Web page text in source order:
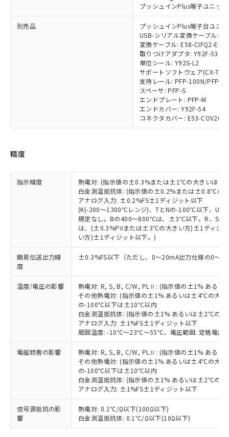
プッシュインPlus端子ユニッ
別売品
プッシュインPlus端子台ユニ
USB-シリアル変換ケーブル:
変換ケーブル: E58-CIFQ2-E
取りつけアダプタ: Y92F-53
単位シール: Y92S-L2
サポートソフトウェア(CX-
支持レール: PFP-100N/PFP-
スペーサ: PFP-S
エンドプレート: PFP-M
エンドカバー: Y92F-54
コネクタカバー: E53-COV26
精度
指示精度
熱電対: (指示値の±0.3%または±1℃の大きいほう
白金測温抵抗体: (指示値の±0.2%または±0.8℃の
アナログ入力: ±0.2%FS±1ディジット以下
(K(-200～1300℃レンジ)、TとNの-100℃以下、U
規定なし。Bの400～800℃は、±3℃以下。R、S
は、(±0.3%PVまたは±3℃の大きい方)±1ディジ
い方)±1ディジット以下。)
簡易伝送出力精
度
±0.3%FS以下（ただし、0～20mA出力仕様の0～
温度/電圧の影響
熱電対: R, S, B, C/W, PLⅡ: (指示値の±1% ある
その他熱電対: (指示値の±1% あるいは±4℃の大き
の-100℃以下は±10℃以内
白金測温抵抗体: (指示値の±1% あるいは±2℃の大
アナログ入力: ±1%FS±1ディジット以下
周囲温度: -10℃～23℃～55℃、電圧範囲: 定格電圧
電磁妨害の影響
熱電対: R, S, B, C/W, PLⅡ: (指示値の±1% ある
その他熱電対: (指示値の±1% あるいは±4℃の大き
の-100℃以下は±10℃以内
白金測温抵抗体: (指示値の±1% あるいは±2℃の大
アナログ入力: ±1%FS±1ディジット以下
信号源抵抗の影
響
熱電対: 0.1℃/Ω以下(100Ω以下)
白金測温抵抗体: 0.1℃/Ω以下(10Ω以下)
以下の条件をお読みいただき、同意のうえ
本サービスは、当社制御機器事業取扱
商品の当社在庫状況および標準価格
(税抜)を提供させていただくもので
当社制御機器事業取扱商品の中には、
本サービスの対象外となる商品もある
ことをご了承ください。
在庫状況および標準価格照会結果は、
了承ください。
正式な納期状況および標準価格はお客
様のお取引先、またはお客様担当のオ
ムロン制御機器販売店・当社販売員に
ご相談ください。
オムロン制御機器販売店や当社販売拠
点は「販売ネットワーク
」をご確認
ください。
事前の承諾なく第三者に漏洩または開
示しないようお願いします。
マイパーツ機能（部品リスト作成サー
ビス）をご利用いただくには、I-Web
メンバーズにご登録されている必要が
あります。
お客様が当ウェブサイト上で当社にご
登録された部品リストについて、当社
および当社の共同利用者が、当社の製
品・サービスに関するお客様との取
引・商談に必要な範囲で利用すること
をご了承ください。
の共同利用に関して"
の「1.共同利
用者の範囲」に記載されている法人を
対応予定なし：EU RoHS指令（10物質）の
非含有に非対応の商品で、対応品を出す予
調査・確認中：EU RoHS指令（10物質）の
非含有の対応状況を調査中または確認中の
非該当品：ライセンス料など無形物で、有
害物質有無と関係のない商品です。
仕入先様の事情により、非含有部品として
いたものが、含有品と判明した場合などや
むを得ず変更することがあります。
類(PBB) 1000ppm以下、ポリ臭化ジフェニルエーテル類
(PBDE) 1000ppm以下、フタル酸ビス(2-エチルヘキシ
ル) (DEHP)(別名：DOP) 1000ppm以下、フタル酸ブチ
ルベンジル（BBP） 1000ppm以下、フタル酸ジブチル
（DBP） 1000ppm以下、フタル酸ジイソブチル
(DIBP) 1000ppm以下
但し、RoHS指令で産業用監視および制御機器に対する
適用除外項目は除く。
フタル酸エステル類の４物質については閾値を超える意
図的な使用がないことを確認しています。
部品在庫の切り替え状況などにより、予定
月が前後することがあります。
※3 非含有証明書ダウンロード
下記の非含有証明書をダウンロードするこ
とができます。
EU RoHS指令（10物質）の非含有証明書
51物質の非含有証明書（当社基準）
※本証明書は発行日時点で非含有を証明す
るもので、過去に遡って非含有を証明する
「○」：最大均質材料含有率が中国RoHSの
基準値以下であることを示します。
「×」：最大均質材料含有率が中国RoHSの
基準値を超えていることを示します。
「－」：未確認です。当社販売部門へお問
い合わせください。
Cr(Ⅵ)(六価クロム) : 1000ppm、 PBBs(ポリ臭化ビフェ
ニル類) : 1000ppm、 PBDEs(ポリ臭化ジフェニルエーテ
ル類) : 1000ppm、
DBP(フタル酸ジブチル) : 1000ppm、 DIBP(フタル酸ジ
イソブチル) : 1000ppm、 BBP(フタル酸ブチルベンジ
ル) : 1000ppm、
DEHP(フタル酸ビス(2-エチルヘキシル)) : 1000ppm
※2 環境保護使用期限
準値以下であることを示します。
「10」：通常の使用状況下において有害物
質が外部に漏えいし、環境に深刻な影響を
及ぼさない年数を意味します。
「－」：未確認です。当社販売部門へお問
い合わせください。
当社は、これら貴社製品のうち、外国
為替および外国貿易法に定める商品
とります。
当社は規制貨物を破棄する場合は、完
全に破砕するなど、違法に輸出されな
いよう必要な手段を講じます。
当社は貴社製品を、核兵器、ミサイ
ル、化学兵器、生物兵器またはその他
武器並びにこれらの製造装置等に一切
使用いたしません。
当社は、貴社製品を第三者に販売する
該第三者に通知します。また当社は、
販売先および販売に係わる関係者が違
法に輸出するおそれがある場合は、取
り引きをいたしません。
合意する キャンセル
一定数以上の在庫あり
一定数には満たないが在庫あり
在庫なし(最新の在庫状況につ
いては、お客様のお取引先、ま
機器販売店・当社販売員にご確
受注生産機種、また在庫状況の
情報を公開していない機種